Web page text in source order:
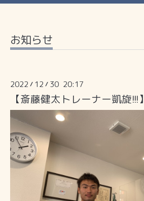
お知らせ
2022 / 12 / 30 20:17
【斎藤健太トレーナー凱旋!!!】